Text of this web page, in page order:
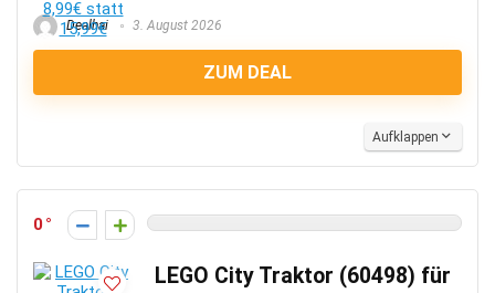
Dealhai 3. August 2026
ZUM DEAL
Aufklappen
0
LEGO City Traktor (60498) für